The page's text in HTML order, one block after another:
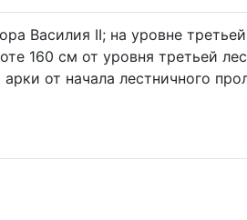
Василия II; на уровне
160 см от уровня третьей
от начала лестничного